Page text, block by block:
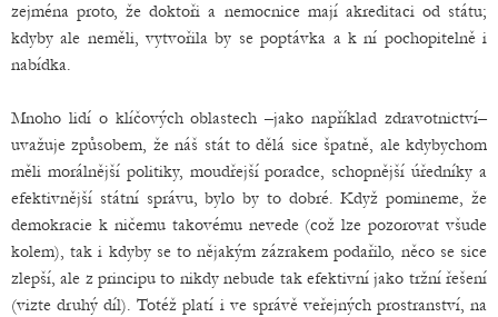
zejména proto, že doktoři a nemocnice mají akreditaci od státu;
kdyby ale neměli, vytvořila by se poptávka a k ní pochopitelně i
nabídka.
Mnoho lidí o klíčových oblastech –jako například zdravotnictví–
uvažuje způsobem, že náš stát to dělá sice špatně, ale kdybychom
měli morálnější politiky, moudřejší poradce, schopnější úředníky a
efektivnější státní správu, bylo by to dobré. Když pomineme, že
demokracie k ničemu takovému nevede (což lze pozorovat všude
kolem), tak i kdyby se to nějakým zázrakem podařilo, něco se sice
zlepší, ale z principu to nikdy nebude tak efektivní jako tržní řešení
(vizte druhý díl). Totéž platí i ve správě veřejných prostranství, na